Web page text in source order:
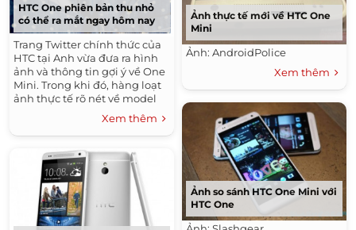
HTC One phiên bản thu nhỏ
có thể ra mắt ngay hôm nay
Trang Twitter chính thức của
HTC tại Anh vừa đưa ra hình
ảnh và thông tin gợi ý về One
Mini. Trong khi đó, hàng loạt
ảnh thực tế rõ nét về model
này tại Mỹ cũng xuất hiện
Xem thêm
Ảnh thực tế mới về HTC One
Mini
Ảnh: AndroidPolice
Xem thêm
Ảnh so sánh HTC One Mini với
HTC One